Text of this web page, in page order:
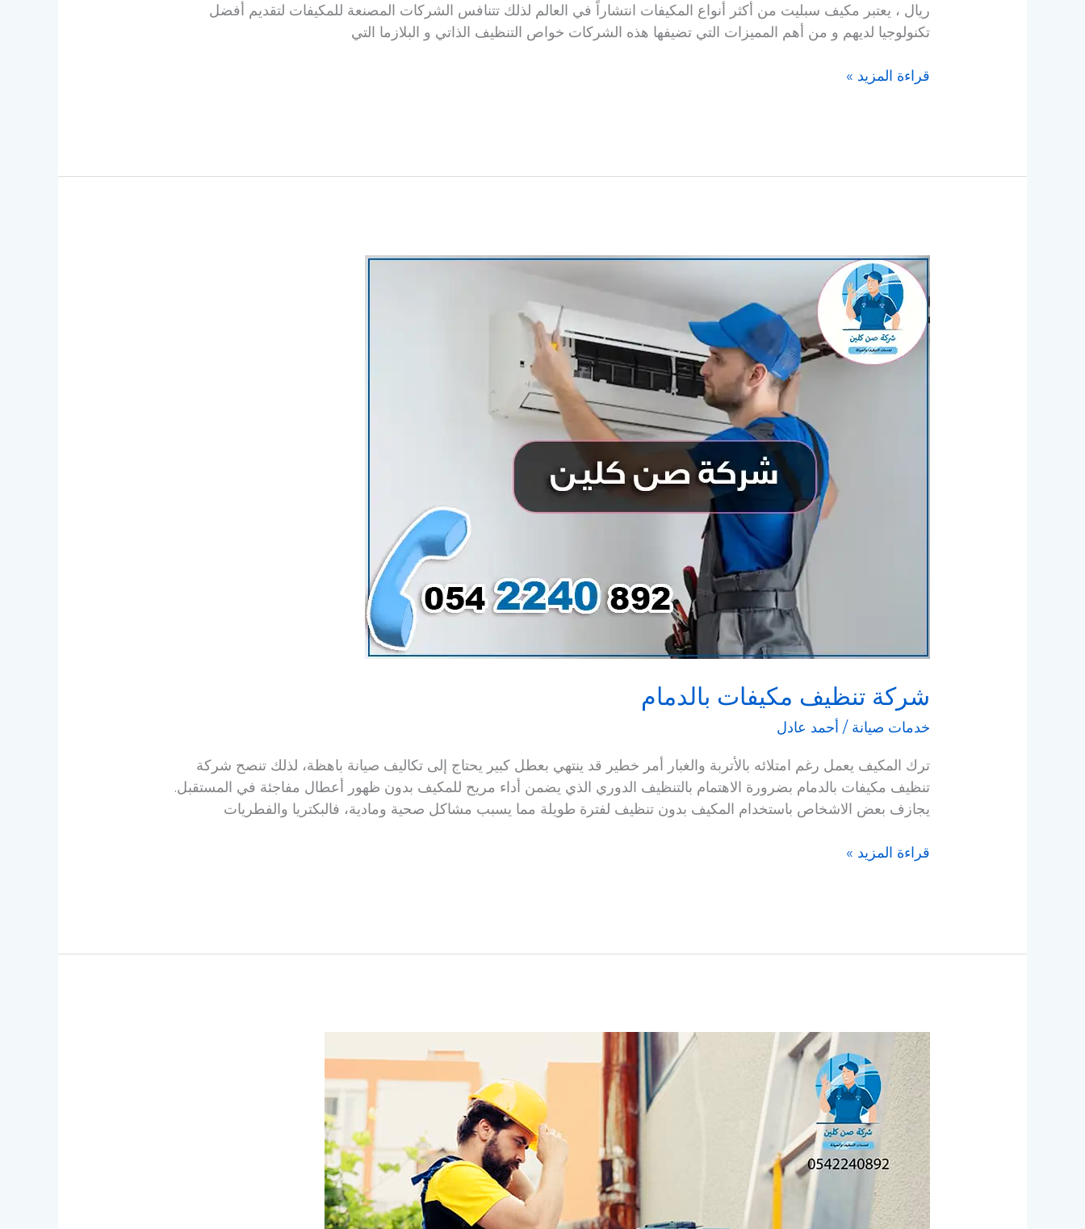
ريال ، يعتبر مكيف سبليت من أكثر أنواع المكيفات انتشاراً في العالم لذلك تتنافس الشركات المصنعة للمكيفات لتقديم أفضل
تكنولوجيا لديهم و من أهم المميزات التي تضيفها هذه الشركات خواص التنظيف الذاتي و البلازما التي
قراءة المزيد »
شركة تنظيف مكيفات بالدمام
خدمات صيانة / أحمد عادل
ترك المكيف يعمل رغم امتلائه بالأتربة والغبار أمر خطير قد ينتهي بعطل كبير يحتاج إلى تكاليف صيانة باهظة، لذلك تنصح شركة
تنظيف مكيفات بالدمام بضرورة الاهتمام بالتنظيف الدوري الذي يضمن أداء مريح للمكيف بدون ظهور أعطال مفاجئة في المستقبل.
يجازف بعض الاشخاص باستخدام المكيف بدون تنظيف لفترة طويلة مما يسبب مشاكل صحية ومادية، فالبكتريا والفطريات
شركة
تنظيف
مكيفات
بالدمام
قراءة المزيد »
شركه
تنظيف
مكيفات
بالخبر
0565703879